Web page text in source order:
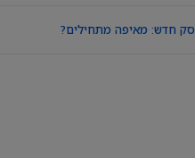
חדש: מאיפה מתחילים?